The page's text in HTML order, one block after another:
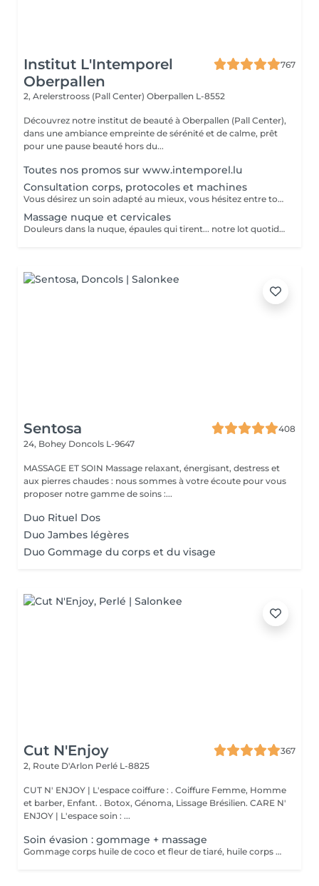
Institut L'Intemporel
Oberpallen
767
2, Arelerstrooss (Pall Center) Oberpallen L-8552
Découvrez notre institut de beauté à Oberpallen (Pall Center),
dans une ambiance empreinte de sérénité et de calme, prêt
pour une pause beauté hors du...
Toutes nos promos sur www.intemporel.lu
Consultation corps, protocoles et machines
Vous désirez un soin adapté au mieux, vous hésitez entre toutes nos techniques, machines et protocoles divers. Nous avons donc mis en place ce moment privilégié avec une esthéticienne qui vous écoutera et répondra à vos attentes en vous conseillant au mieux. Les 25€ de la consultation vous seront déduits de votre soin si vous prenez rdv .
Massage nuque et cervicales
Douleurs dans la nuque, épaules qui tirent... notre lot quotidien à tous, ce massage aux huiles chaudes aromatiques détend et relaxe les muscles contractés. En complément de soin visage uniquement.
Sentosa
408
24, Bohey Doncols L-9647
MASSAGE ET SOIN Massage relaxant, énergisant, destress et
aux pierres chaudes : nous sommes à votre écoute pour vous
proposer notre gamme de soins :...
Duo Rituel Dos
Duo Jambes légères
Duo Gommage du corps et du visage
Cut N'Enjoy
367
2, Route D'Arlon Perlé L-8825
CUT N' ENJOY | L'espace coiffure : . Coiffure Femme, Homme
et barber, Enfant. . Botox, Génoma, Lissage Brésilien. CARE N'
ENJOY | L'espace soin : ...
Soin évasion : gommage + massage
Gommage corps huile de coco et fleur de tiaré, huile corps de modelage et le lait corps sublimateur. Fragrances suaves et paradisiaque.